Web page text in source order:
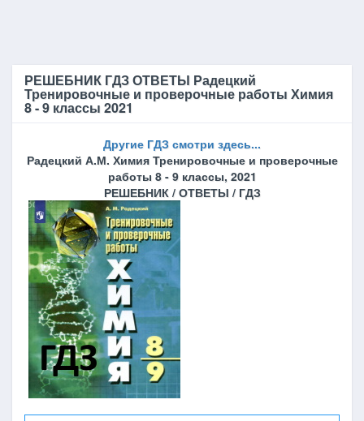
РЕШЕБНИК ГДЗ ОТВЕТЫ Радецкий
Тренировочные и проверочные работы Химия
8 - 9 классы 2021
Другие ГДЗ смотри здесь...
Радецкий А.М. Химия Тренировочныеи проверочные
работы 8 - 9 классы, 2021
РЕШЕБНИК / ОТВЕТЫ / ГДЗ